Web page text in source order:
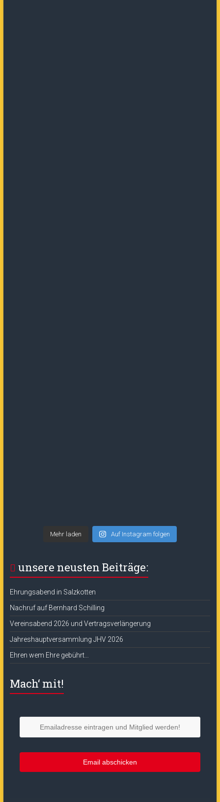
Mehr laden Auf Instagram folgen
unsere neusten Beiträge:
Ehrungsabend in Salzkotten
Nachruf auf Bernhard Schilling
Vereinsabend 2026 und Vertragsverlängerung
Jahreshauptversammlung JHV 2026
Ehren wem Ehre gebührt…
Mach‘ mit!